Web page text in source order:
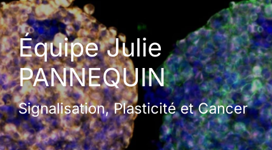
Équipe Julie
PANNEQUIN
Signalisation, Plasticité et Cancer